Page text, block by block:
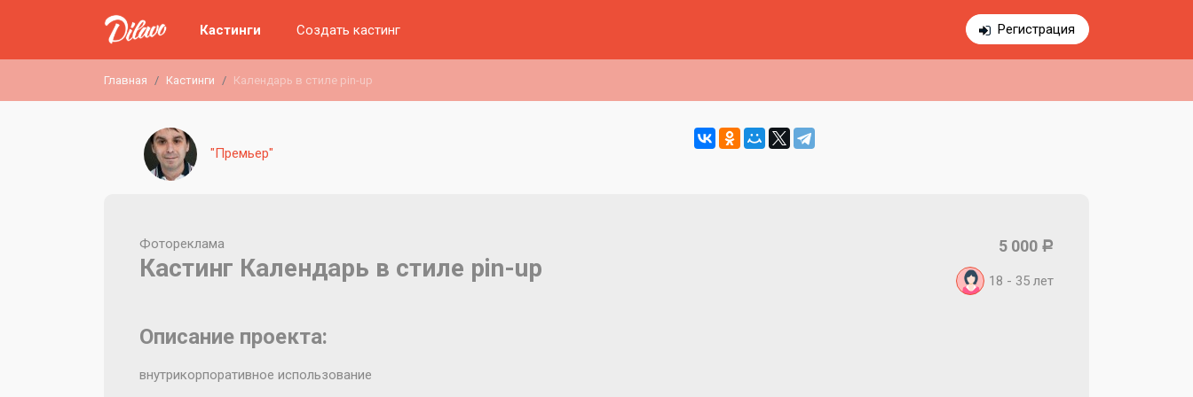
Регистрация
Кастинги Создать кастинг
Главная Кастинги Календарь в стиле pin-up
"Премьер"
Фотореклама
Кастинг Календарь в стиле pin-up
5 000 Р
18 - 35лет
Описание проекта:
внутрикорпоративное использование